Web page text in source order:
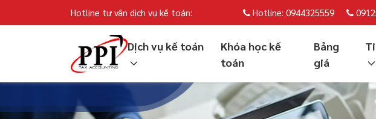
Hotline tư vấn dịch vụ kế toán: Hotline: 0944325559
Dịch vụ kế toán
Khóa học kế
toán
Bảng
giá